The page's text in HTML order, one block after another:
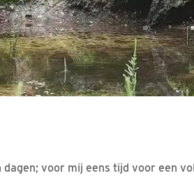
voor mij eens tijd voor een